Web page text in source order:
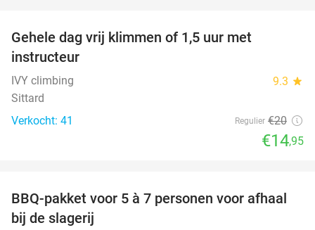
Gehele dag vrij klimmen of 1,5 uur met
instructeur
IVY climbing 9.3 star
Sittard
Verkocht: 41
Regulier €20
€14,95
35%
BBQ-pakket voor 5 à 7 personen voor afhaal
bij de slagerij